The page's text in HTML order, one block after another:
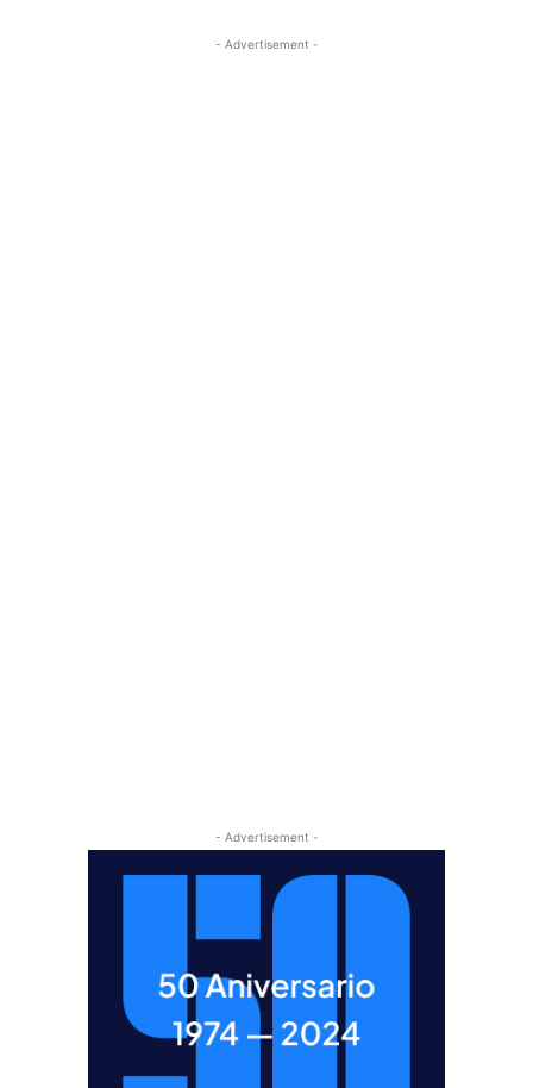
- Advertisement -
- Advertisement -